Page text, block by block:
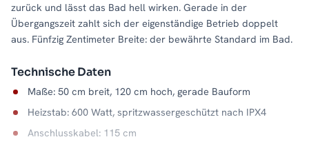
zurück und lässt das Bad hell wirken. Gerade in der
Übergangszeit zahlt sich der eigenständige Betrieb doppelt
aus. Fünfzig Zentimeter Breite: der bewährte Standard im Bad.
Technische Daten
Maße: 50 cm breit, 120 cm hoch, gerade Bauform
Heizstab: 600 Watt, spritzwassergeschützt nach IPX4
Anschlusskabel: 115 cm